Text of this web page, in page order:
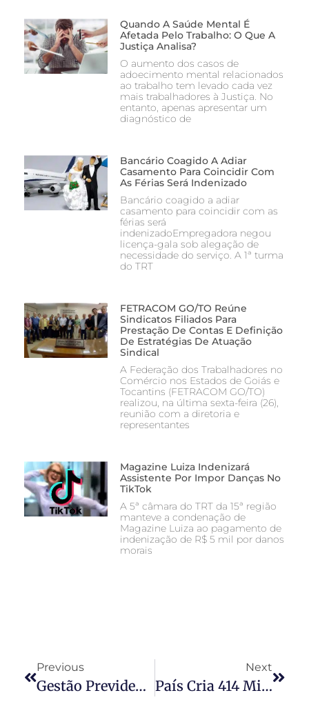
Quando A Saúde Mental É
Afetada Pelo Trabalho: O Que A
Justiça Analisa?
O aumento dos casos de
adoecimento mental relacionados
ao trabalho tem levado cada vez
mais trabalhadores à Justiça. No
entanto, apenas apresentar um
diagnóstico de
Bancário Coagido A Adiar
Casamento Para Coincidir Com
As Férias Será Indenizado
Bancário coagido a adiar
casamento para coincidir com as
férias será
indenizadoEmpregadora negou
licença-gala sob alegação de
necessidade do serviço. A 1ª turma
do TRT
FETRACOM GO/TO Reúne
Sindicatos Filiados Para
Prestação De Contas E Definição
De Estratégias De Atuação
Sindical
A Federação dos Trabalhadores no
Comércio nos Estados de Goiás e
Tocantins (FETRACOM GO/TO)
realizou, na última sexta-feira (26),
reunião com a diretoria e
representantes
Magazine Luiza Indenizará
Assistente Por Impor Danças No
TikTok
A 5ª câmara do TRT da 15ª região
manteve a condenação de
Magazine Luiza ao pagamento de
indenização de R$ 5 mil por danos
morais
Previous
Gestão Previdenciária: A Covid-19 E Os Acidentes De Trabalho
Next
País Cria 414 Mil Empregos Em Novembro, Recorde Histórico, Mas Não Recupera Perdas Da Pandemia